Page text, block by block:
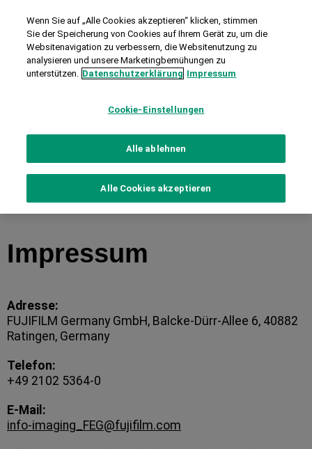
Impressum
Adresse:
FUJIFILM Germany GmbH, Balcke-Dürr-Allee 6, 40882
Ratingen, Germany
Telefon:
+49 2102 5364-0
E-Mail:
info-imaging_FEG@fujifilm.com
Wenn Sie auf „Alle Cookies akzeptieren“ klicken, stimmen
Sie der Speicherung von Cookies auf Ihrem Gerät zu, um die
Websitenavigation zu verbessern, die Websitenutzung zu
analysieren und unsere Marketingbemühungen zu
unterstützen. Datenschutzerklärung Impressum
Cookie-Einstellungen
Alle ablehnen
Alle Cookies akzeptieren